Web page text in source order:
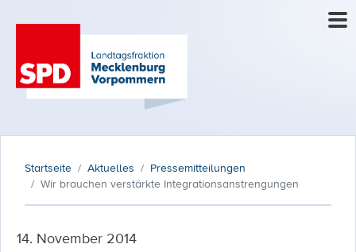
Startseite Aktuelles
Pressemitteilungen
Wir brauchen verstärkte Integrationsanstrengungen
14. November 2014